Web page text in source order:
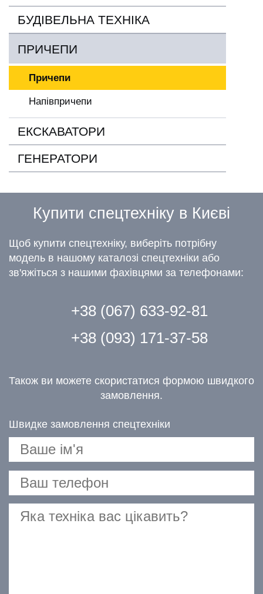
БУДІВЕЛЬНА ТЕХНІКА
ПРИЧЕПИ
Причепи
Напівпричепи
ЕКСКАВАТОРИ
ГЕНЕРАТОРИ
Купити спецтехніку в Києві
Щоб купити спецтехніку, виберіть потрібну
модель в нашому каталозі спецтехніки або
зв'яжіться з нашими фахівцями за телефонами:
+38 (067) 633-92-81
+38 (093) 171-37-58
Також ви можете скористатися формою швидкого
замовлення.
Швидке замовлення спецтехніки